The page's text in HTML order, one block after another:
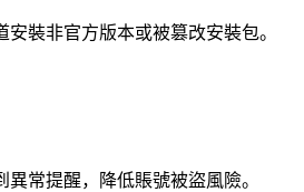
裝非官方版本或被篡改安裝包。
常提醒，降低賬號被盜風險。